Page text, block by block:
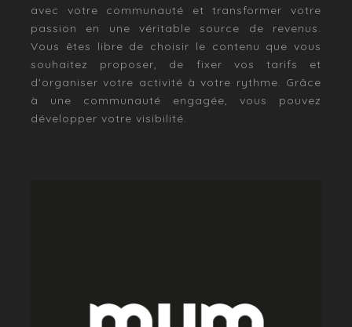
avec votre communauté et transformer votre
passion en une véritable source de revenus.
Vous êtes libre de choisir le contenu que vous
souhaitez proposer, de fixer vos tarifs et
d'organiser votre activité à votre rythme. Grâce
à une communauté engagée, vous pouvez
développer votre visibilité.